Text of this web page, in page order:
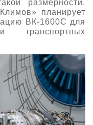
размерности.
планирует
ВК-1600С для
транспортных